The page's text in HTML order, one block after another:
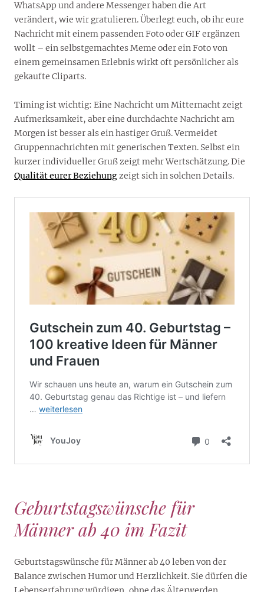
WhatsApp und andere Messenger haben die Art
verändert, wie wir gratulieren. Überlegt euch, ob ihr eure
Nachricht mit einem passenden Foto oder GIF ergänzen
wollt – ein selbstgemachtes Meme oder ein Foto von
einem gemeinsamen Erlebnis wirkt oft persönlicher als
gekaufte Cliparts.
Timing ist wichtig: Eine Nachricht um Mitternacht zeigt
Aufmerksamkeit, aber eine durchdachte Nachricht am
Morgen ist besser als ein hastiger Gruß. Vermeidet
Gruppennachrichten mit generischen Texten. Selbst ein
kurzer individueller Gruß zeigt mehr Wertschätzung. Die
Qualität eurer Beziehungzeigt sich in solchen Details.
Geburtstagswünsche für
Männer ab 40 im Fazit
Geburtstagswünsche für Männer ab 40 leben von der
Balance zwischen Humor und Herzlichkeit. Sie dürfen die